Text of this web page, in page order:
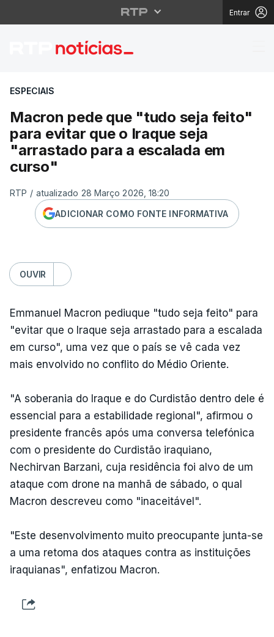
Entrar
Macron pede que
ESPECIAIS
Macron pede que "tudo seja feito"
para evitar que o Iraque seja
"arrastado para a escalada em
curso"
RTP / atualizado 28 Março 2026, 18:20
ADICIONAR COMO FONTE INFORMATIVA
OUVIR
Emmanuel Macron pediuque "tudo seja feito" para
"evitar que o Iraque seja arrastado para a escalada
em curso", uma vez que o país se vê cada vez
mais envolvido no conflito do Médio Oriente.
"A soberania do Iraque e do Curdistão dentro dele é
essencial para a estabilidade regional", afirmou o
presidente francês após uma conversa telefónica
com o presidente do Curdistão iraquiano,
Nechirvan Barzani, cuja residência foi alvo de um
ataque com drone na manhã de sábado, o qual
Macron descreveu como "inaceitável".
"Este desenvolvimento muito preocupante junta-se
a uma retoma dos ataques contra as instituições
iraquianas", enfatizou Macron.